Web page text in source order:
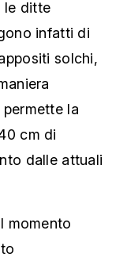
le ditte
infatti di
solchi,
la
cm di
dalle attuali
momento